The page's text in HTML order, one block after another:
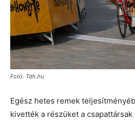
Fotó: Tdh.hu
Egész hetes remek
kivették a részüket a csapattársak